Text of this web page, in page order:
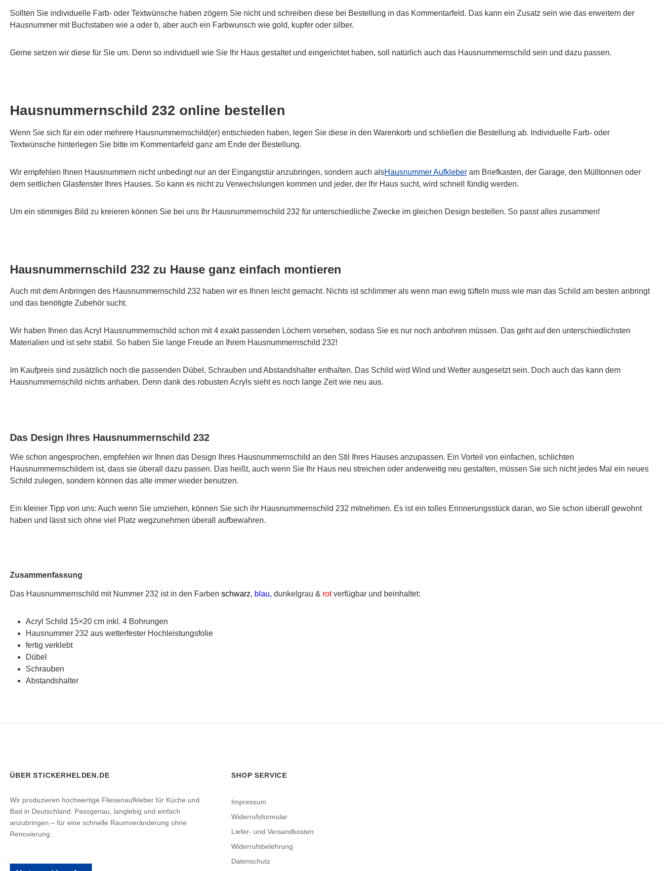
Sollten Sie individuelle Farb- oder Textwünsche haben zögern Sie nicht und schreiben diese bei Bestellung in das Kommentarfeld. Das kann ein Zusatz sein wie das erweitern der
Hausnummer mit Buchstaben wie a oder b, aber auch ein Farbwunsch wie gold, kupfer oder silber.
Gerne setzen wir diese für Sie um. Denn so individuell wie Sie Ihr Haus gestaltet und eingerichtet haben, soll natürlich auch das Hausnummernschild sein und dazu passen.
Hausnummernschild 232 online bestellen
Wenn Sie sich für ein oder mehrere Hausnummernschild(er) entschieden haben, legen Sie diese in den Warenkorb und schließen die Bestellung ab. Individuelle Farb- oder
Textwünsche hinterlegen Sie bitte im Kommentarfeld ganz am Ende der Bestellung.
Wir empfehlen Ihnen Hausnummern nicht unbedingt nur an der Eingangstür anzubringen, sondern auch alsHausnummer Aufkleber am Briefkasten, der Garage, den Mülltonnen oder
dem seitlichen Glasfenster Ihres Hauses. So kann es nicht zu Verwechslungen kommen und jeder, der Ihr Haus sucht, wird schnell fündig werden.
Um ein stimmiges Bild zu kreieren können Sie bei uns Ihr Hausnummernschild 232 für unterschiedliche Zwecke im gleichen Design bestellen. So passt alles zusammen!
Hausnummernschild 232 zu Hause ganz einfach montieren
Auch mit dem Anbringen des Hausnummernschild 232 haben wir es Ihnen leicht gemacht. Nichts ist schlimmer als wenn man ewig tüfteln muss wie man das Schild am besten anbringt
und das benötigte Zubehör sucht.
Wir haben Ihnen das Acryl Hausnummernschild schon mit 4 exakt passenden Löchern versehen, sodass Sie es nur noch anbohren müssen. Das geht auf den unterschiedlichsten
Materialien und ist sehr stabil. So haben Sie lange Freude an Ihrem Hausnummernschild 232!
Im Kaufpreis sind zusätzlich noch die passenden Dübel, Schrauben und Abstandshalter enthalten. Das Schild wird Wind und Wetter ausgesetzt sein. Doch auch das kann dem
Hausnummernschild nichts anhaben. Denn dank des robusten Acryls sieht es noch lange Zeit wie neu aus.
Das Design Ihres Hausnummernschild 232
Wie schon angesprochen, empfehlen wir Ihnen das Design Ihres Hausnummernschild an den Stil Ihres Hauses anzupassen. Ein Vorteil von einfachen, schlichten
Hausnummernschildern ist, dass sie überall dazu passen. Das heißt, auch wenn Sie Ihr Haus neu streichen oder anderweitig neu gestalten, müssen Sie sich nicht jedes Mal ein neues
Schild zulegen, sondern können das alte immer wieder benutzen.
Ein kleiner Tipp von uns: Auch wenn Sie umziehen, können Sie sich ihr Hausnummernschild 232 mitnehmen. Es ist ein tolles Erinnerungsstück daran, wo Sie schon überall gewohnt
haben und lässt sich ohne viel Platz wegzunehmen überall aufbewahren.
Zusammenfassung
Das Hausnummernschild mit Nummer 232 ist in den Farben schwarz, blau, dunkelgrau & rotverfügbar und beinhaltet:
Acryl Schild 15×20 cm inkl. 4 Bohrungen
Hausnummer 232 aus wetterfester Hochleistungsfolie
fertig verklebt
Dübel
Schrauben
Abstandshalter
ÜBER STICKERHELDEN.DE
Wir produzieren hochwertige Fliesenaufkleber für Küche und
Bad in Deutschland. Passgenau, langlebig und einfach
anzubringen – für eine schnelle Raumveränderung ohne
Renovierung.
SHOP SERVICE
Impressum
Widerrufsformular
Liefer- und Versandkosten
Widerrufsbelehrung
Datenschutz